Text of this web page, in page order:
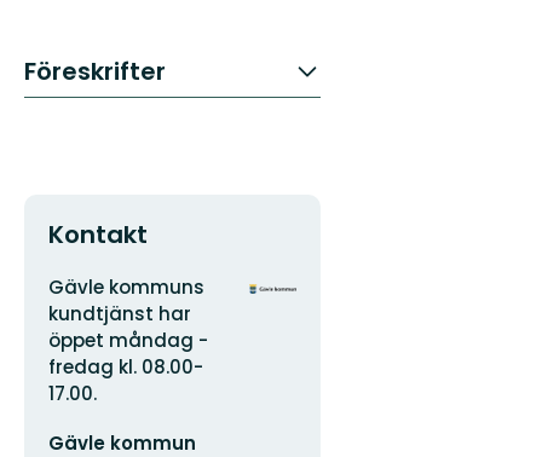
Föreskrifter
Kontakt
Adress
Gävle kommuns
kundtjänst har
öppet måndag -
fredag kl. 08.00-
17.00.
postadress
Gävle kommun
Organisationens